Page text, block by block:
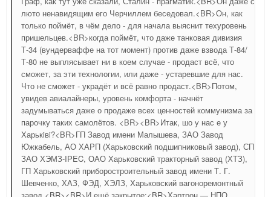
люто ненавидящим его Черчиллем беседовал.<BR>Он, как
только поймёт, в чём дело - для начала выяснит техуровень
пришельцев.<BR>когда поймёт, что даже танковая дивизия
Т-34 (вундерваффе на тот момент) против даже взвода Т-84/
Т-80 не выплясывает ни в коем случае - продаст всё, что
сможет, за эти технологии, или даже - устаревшие для нас.
Что не сможет - украдёт и всё равно продаст.<BR>Потом,
увидев авиалайнеры, уровень комфорта - начнёт
задумываться даже о продаже всех ценностей коммунизма за
парочку таких самолётов. <BR><BR>Итак, шо у нас е у
Харькiвi?<BR>ГП Завод имени Малышева, ЗАО Завод
Южкабель, АО ХАРП (Харьковский подшипниковый завод), СП
ЗАО ХЭМЗ-IPEC, ОАО Харьковский тракторный завод (ХТЗ),
ГП Харьковский приборостроительный завод имени Т. Г.
Шевченко, ХАЗ, ФЭД, ХЭЛЗ, Харьковский вагоноремонтный